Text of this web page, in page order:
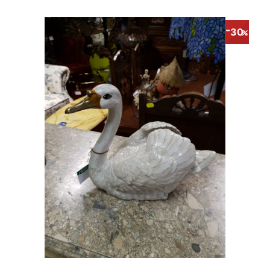
220.00€.
30